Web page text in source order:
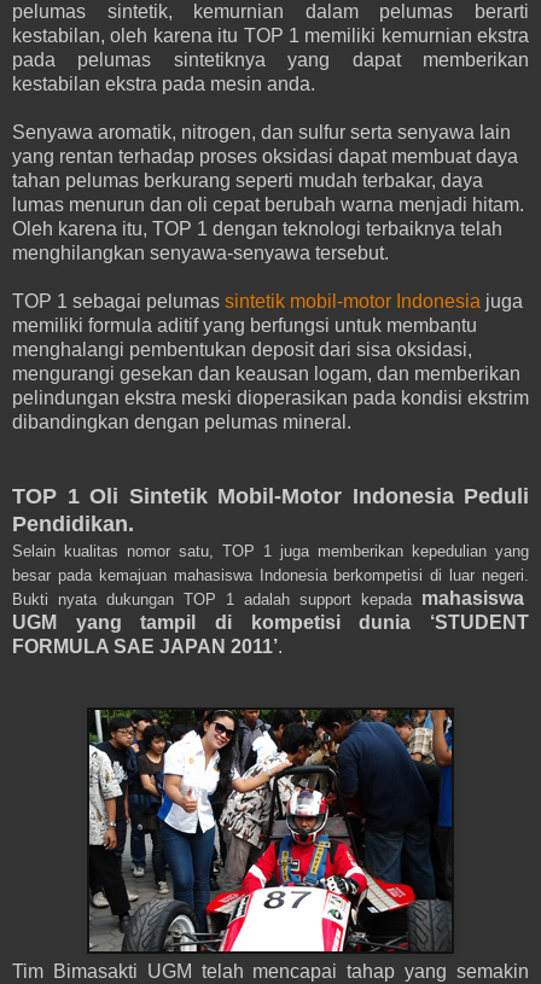
pelumas sintetik, kemurnian dalam pelumas berarti
kestabilan, oleh karena itu TOP 1 memiliki kemurnian ekstra
pada pelumas sintetiknya yang dapat memberikan
kestabilan ekstra pada mesin anda.
Senyawa aromatik, nitrogen, dan sulfur serta senyawa lain
yang rentan terhadap proses oksidasi dapat membuat daya
tahan pelumas berkurang seperti mudah terbakar, daya
lumas menurun dan oli cepat berubah warna menjadi hitam.
Oleh karena itu, TOP 1 dengan teknologi terbaiknya telah
menghilangkan senyawa-senyawa tersebut.
TOP 1 sebagai pelumas sintetik mobil-motor Indonesia juga
memiliki formula aditif yang berfungsi untuk membantu
menghalangi pembentukan deposit dari sisa oksidasi,
mengurangi gesekan dan keausan logam, dan memberikan
pelindungan ekstra meski dioperasikan pada kondisi ekstrim
dibandingkan dengan pelumas mineral.
TOP 1 Oli Sintetik Mobil-Motor Indonesia Peduli
Pendidikan.
Selain kualitas nomor satu, TOP 1 juga memberikan kepedulian yang
besar pada kemajuan mahasiswa Indonesia berkompetisi di luar negeri.
Bukti nyata dukungan TOP 1 adalah support kepada mahasiswa
UGM yang tampil di kompetisi dunia ‘STUDENT
FORMULA SAE JAPAN 2011’.
Tim Bimasakti UGM telah mencapai tahap yang semakin